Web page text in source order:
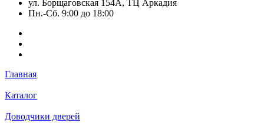
ул. Борщаговская 154А, ТЦ Аркадия
Пн.-Сб. 9:00 до 18:00
Главная
Каталог
Доводчики дверей